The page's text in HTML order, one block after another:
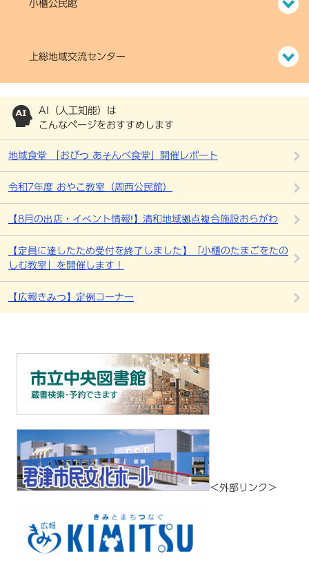
小櫃公民館
上総地域交流センター
AI（人工知能）は
こんなページをおすすめします
地域食堂 「おびつ あそんべ食堂」開催レポート
令和7年度 おやこ教室（周西公民館）
【8月の出店・イベント情報!】清和地域拠点複合施設おらがわ
【定員に達したため受付を終了しました】「小櫃のたまごをたの
しむ教室」を開催します！
【広報きみつ】定例コーナー
＜外部リンク＞